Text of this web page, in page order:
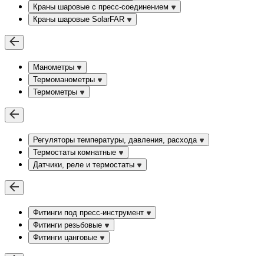
Краны шаровые c пресс-соединением
Краны шаровые SolarFAR
Манометры
Термоманометры
Термометры
Регуляторы температуры, давления, расхода
Термостаты комнатные
Датчики, реле и термостаты
Фитинги под пресс-инструмент
Фитинги резьбовые
Фитинги цанговые